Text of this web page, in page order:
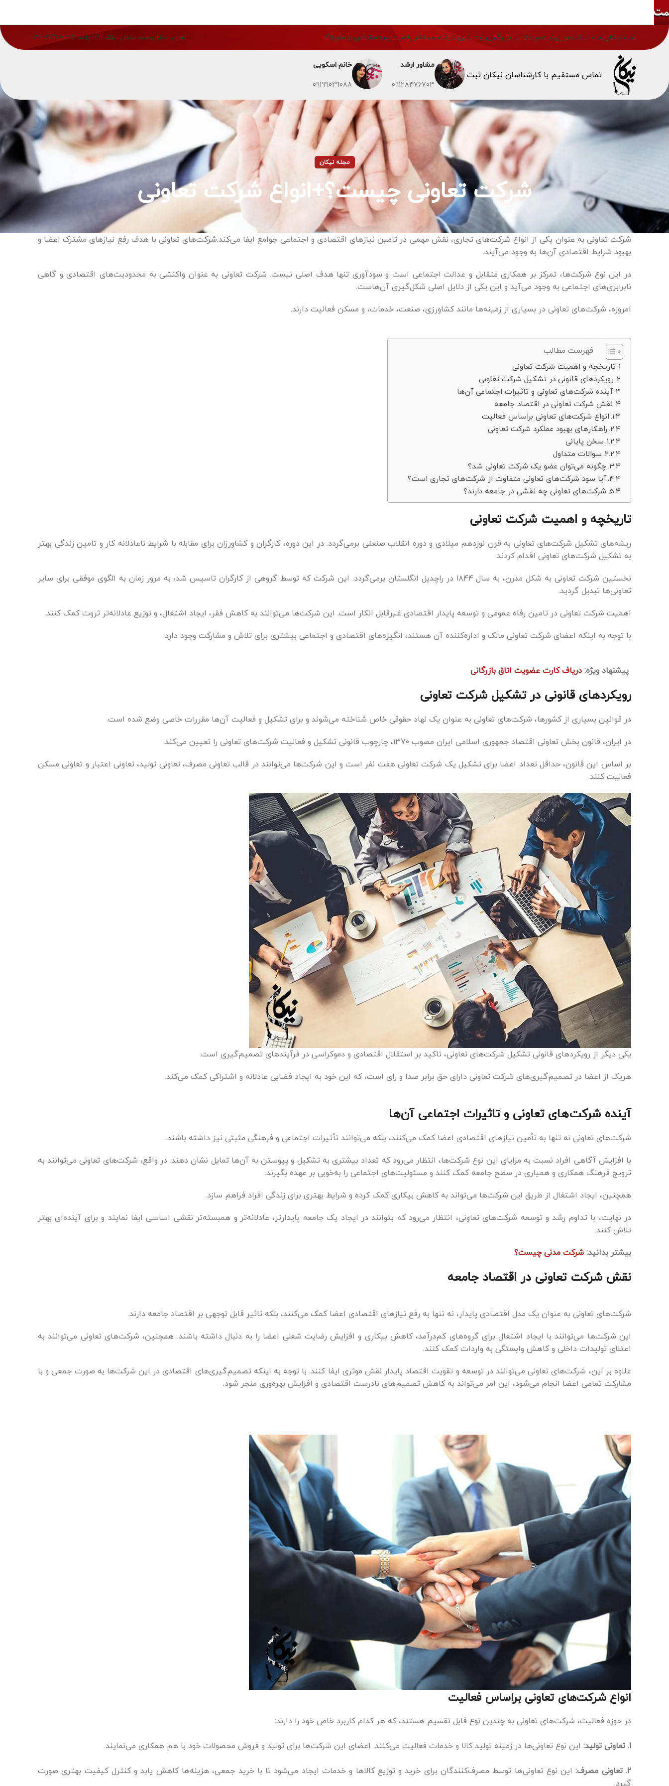
ثبت نیکانثبت شرکت فوریثبت برندکارت بازرگانیرتبه بندی شرکت هادفاتر پلمپدرباره ماتماس با ماوبلاگ تهران، خیابان سید خندان ،پلاک 1291 واحد 3 09128476703
تماس مستقیم با کارشناسان نیکان ثبت
مشاور ارشد
09128476703
خانم اسکویی
09199029088
مجله نیکان
شرکت تعاونی چیست؟+انواع شرکت تعاونی
شرکت تعاونی به عنوان یکی از انواع شرکت‌های تجاری، نقش مهمی در تامین نیازهای اقتصادی و اجتماعی جوامع ایفا می‌کند.شرکت‌های تعاونی با هدف رفع نیازهای مشترک اعضا و
بهبود شرایط اقتصادی آن‌ها به وجود می‌آیند.
در این نوع شرکت‌ها، تمرکز بر همکاری متقابل و عدالت اجتماعی است و سودآوری تنها هدف اصلی نیست. شرکت تعاونی به عنوان واکنشی به محدودیت‌های اقتصادی و گاهی
نابرابری‌های اجتماعی به وجود می‌آید و این یکی از دلایل اصلی شکل‌گیری آن‌هاست.
امروزه، شرکت‌های تعاونی در بسیاری از زمینه‌ها مانند کشاورزی، صنعت، خدمات، و مسکن فعالیت دارند.
فهرست مطالب
تاریخچه و اهمیت شرکت تعاونی
رویکردهای قانونی در تشکیل شرکت تعاونی
آینده شرکت‌های تعاونی و تاثیرات اجتماعی آن‌ها
نقش شرکت تعاونی در اقتصاد جامعه
انواع شرکت‌های تعاونی براساس فعالیت
راهکارهای بهبود عملکرد شرکت تعاونی
سخن پایانی
سوالات متداول
چگونه می‌توان عضو یک شرکت تعاونی شد؟
آیا سود شرکت‌های تعاونی متفاوت از شرکت‌های تجاری است؟
شرکت‌های تعاونی چه نقشی در جامعه دارند؟
تاریخچه و اهمیت شرکت تعاونی
ریشه‌های تشکیل شرکت‌های تعاونی به قرن نوزدهم میلادی و دوره انقلاب صنعتی برمی‌گردد. در این دوره، کارگران و کشاورزان برای مقابله با شرایط ناعادلانه کار و تامین زندگی بهتر
به تشکیل شرکت‌های تعاونی اقدام کردند.
نخستین شرکت تعاونی به شکل مدرن، به سال ۱۸۴۴ در راچدیل انگلستان برمی‌گردد. این شرکت که توسط گروهی از کارگران تاسیس شد، به مرور زمان به الگوی موفقی برای سایر
تعاونی‌ها تبدیل گردید.
اهمیت شرکت تعاونی در تامین رفاه عمومی و توسعه پایدار اقتصادی غیرقابل انکار است. این شرکت‌ها می‌توانند به کاهش فقر، ایجاد اشتغال، و توزیع عادلانه‌تر ثروت کمک کنند.
با توجه به اینکه اعضای شرکت تعاونی مالک و اداره‌کننده آن هستند، انگیزه‌های اقتصادی و اجتماعی بیشتری برای تلاش و مشارکت وجود دارد.
پیشنهاد ویژه:دریاف کارت عضویت اتاق بازرگانی
رویکردهای قانونی در تشکیل شرکت تعاونی
در قوانین بسیاری از کشورها، شرکت‌های تعاونی به عنوان یک نهاد حقوقی خاص شناخته می‌شوند و برای تشکیل و فعالیت آن‌ها مقررات خاصی وضع شده است.
در ایران، قانون بخش تعاونی اقتصاد جمهوری اسلامی ایران مصوب ۱۳۷۰، چارچوب قانونی تشکیل و فعالیت شرکت‌های تعاونی را تعیین می‌کند.
بر اساس این قانون، حداقل تعداد اعضا برای تشکیل یک شرکت تعاونی هفت نفر است و این شرکت‌ها می‌توانند در قالب تعاونی مصرف، تعاونی تولید، تعاونی اعتبار و تعاونی مسکن
فعالیت کنند.
یکی دیگر از رویکردهای قانونی تشکیل شرکت‌های تعاونی، تاکید بر استقلال اقتصادی و دموکراسی در فرآیندهای تصمیم‌گیری است.
هریک از اعضا در تصمیم‌گیری‌های شرکت تعاونی دارای حق برابر صدا و رای است، که این خود به ایجاد فضایی عادلانه و اشتراکی کمک می‌کند.
آینده شرکت‌های تعاونی و تاثیرات اجتماعی آن‌ها
شرکت‌های تعاونی نه تنها به تأمین نیازهای اقتصادی اعضا کمک می‌کنند، بلکه می‌توانند تأثیرات اجتماعی و فرهنگی مثبتی نیز داشته باشند.
با افزایش آگاهی افراد نسبت به مزایای این نوع شرکت‌ها، انتظار می‌رود که تعداد بیشتری به تشکیل و پیوستن به آن‌ها تمایل نشان دهند. در واقع، شرکت‌های تعاونی می‌توانند به
ترویج فرهنگ همکاری و همیاری در سطح جامعه کمک کنند و مسئولیت‌های اجتماعی را به‌خوبی بر عهده بگیرند.
همچنین، ایجاد اشتغال از طریق این شرکت‌ها می‌تواند به کاهش بیکاری کمک کرده و شرایط بهتری برای زندگی افراد فراهم سازد.
در نهایت، با تداوم رشد و توسعه شرکت‌های تعاونی، انتظار می‌رود که بتوانند در ایجاد یک جامعه پایدارتر، عادلانه‌تر و همبسته‌تر نقشی اساسی ایفا نمایند و برای آینده‌ای بهتر
تلاش کنند.
بیشتر بدانید:شرکت مدنی چیست؟
نقش شرکت تعاونی در اقتصاد جامعه
شرکت‌های تعاونی به عنوان یک مدل اقتصادی پایدار، نه تنها به رفع نیازهای اقتصادی اعضا کمک می‌کنند، بلکه تاثیر قابل توجهی بر اقتصاد جامعه دارند.
این شرکت‌ها می‌توانند با ایجاد اشتغال برای گروه‌های کم‌درآمد، کاهش بیکاری و افزایش رضایت شغلی اعضا را به دنبال داشته باشند. همچنین، شرکت‌های تعاونی می‌توانند به
اعتلای تولیدات داخلی و کاهش وابستگی به واردات کمک کنند.
علاوه بر این، شرکت‌های تعاونی می‌توانند در توسعه و تقویت اقتصاد پایدار نقش موثری ایفا کنند. با توجه به اینکه تصمیم‌گیری‌های اقتصادی در این شرکت‌ها به صورت جمعی و با
مشارکت تمامی اعضا انجام می‌شود، این امر می‌تواند به کاهش تصمیم‌های نادرست اقتصادی و افزایش بهره‌وری منجر شود.
انواع شرکت‌های تعاونی براساس فعالیت
در حوزه فعالیت، شرکت‌های تعاونی به چندین نوع قابل تقسیم هستند، که هر کدام کاربرد خاص خود را دارند:
1. تعاونی تولید: این نوع تعاونی‌ها در زمینه تولید کالا و خدمات فعالیت می‌کنند. اعضای این شرکت‌ها برای تولید و فروش محصولات خود با هم همکاری می‌نمایند.
2. تعاونی مصرف:این نوع تعاونی‌ها توسط مصرف‌کنندگان برای خرید و توزیع کالاها و خدمات ایجاد می‌شود تا با خرید جمعی، هزینه‌ها کاهش یابد و کنترل کیفیت بهتری صورت
گیرد.